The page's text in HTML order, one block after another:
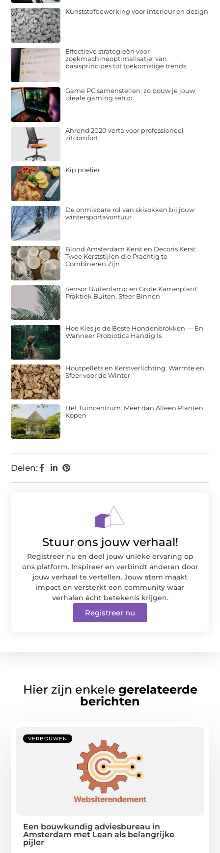
Delen:
Kunststofbewerking voor interieur en design
Effectieve strategieën voor
zoekmachineoptimalisatie: van
basisprincipes tot toekomstige trends
Game PC samenstellen: zo bouw je jouw
ideale gaming setup
Ahrend 2020 verta voor professioneel
zitcomfort
Kip poelier
De onmisbare rol van skisokken bij jouw
wintersportavontuur
Blond Amsterdam Kerst en Decoris Kerst:
Twee Kerststijlen die Prachtig te
Combineren Zijn
Sensor Buitenlamp en Grote Kamerplant:
Praktiek Buiten, Sfeer Binnen
Hoe Kies je de Beste Hondenbrokken — En
Wanneer Probiotica Handig Is
Houtpellets en Kerstverlichting: Warmte en
Sfeer voor de Winter
Het Tuincentrum: Meer dan Alleen Planten
Kopen
Stuur ons jouw verhaal!
Registreer nu en deel jouw unieke ervaring op
ons platform. Inspireer en verbindt anderen door
jouw verhaal te vertellen. Jouw stem maakt
impact en versterkt een community waar
verhalen écht betekenis krijgen.
Registreer nu
Hier zijn enkele gerelateerde
berichten
VERBOUWEN
Een bouwkundig adviesbureau in
Amsterdam met Lean als belangrijke
pijler